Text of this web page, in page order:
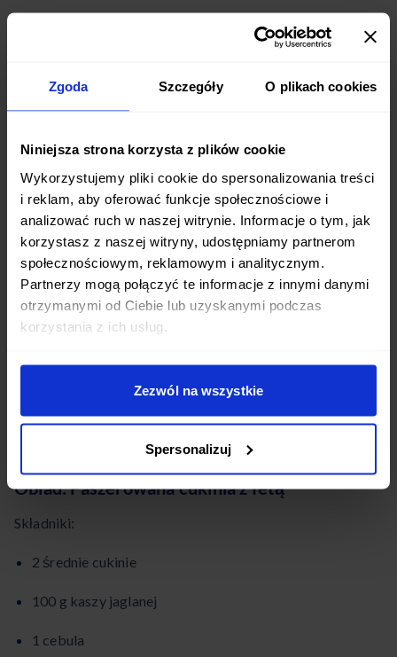
Zgoda Szczegóły O plikach cookies
Niniejsza strona korzysta z plików cookie
Wykorzystujemy pliki cookie do spersonalizowania treści
i reklam, aby oferować funkcje społecznościowe i
analizować ruch w naszej witrynie. Informacje o tym, jak
korzystasz z naszej witryny, udostępniamy partnerom
społecznościowym, reklamowym i analitycznym.
Partnerzy mogą połączyć te informacje z innymi danymi
otrzymanymi od Ciebie lub uzyskanymi podczas
korzystania z ich usług.
Zezwól na wszystkie
Spersonalizuj
Lunch: Tosty z halloumi i szpinakiem
2 kromki pełnoziarnistego chleba
100 g sera halloumi
Garść świeżego szpinaku
1/2 czerwonej papryki
1 łyżka oliwy z oliwek
Szczypta soli i pieprzu
ser halloumi w plastry i obsmaż z obu stron do
zarumienienia. Opiecz kromki chleba w tosterze. Na każdej
kromce połóż garść szpinaku, plastry sera halloumi i
pokrojoną w paski paprykę. Dopraw solą i pieprzem.
Obiad: Faszerowana cukinia z fetą
Składniki:
2 średnie cukinie
100 g kaszy jaglanej
1 cebula